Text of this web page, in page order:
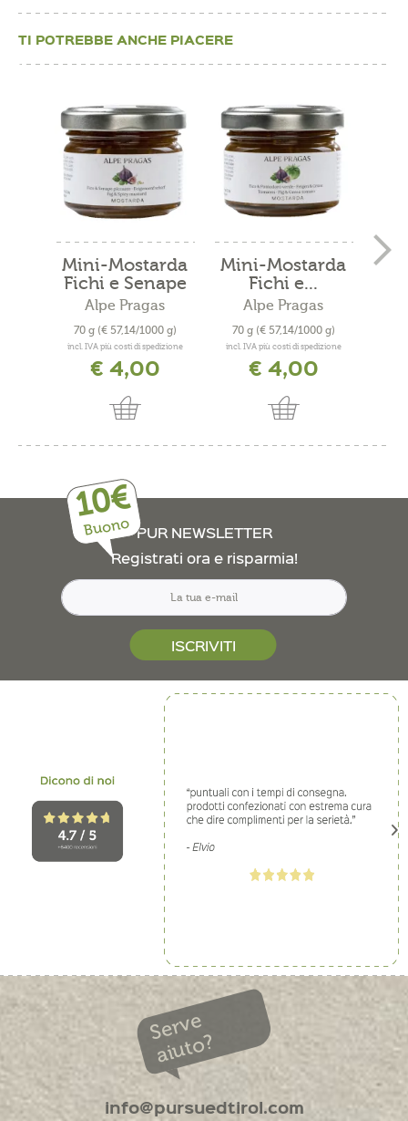
TI POTREBBE ANCHE PIACERE
Mini-Mostarda
Fichi e Senape
Alpe Pragas
70 g (€ 57,14/1000 g)
incl. IVA più costi di spedizione
€ 4,00
Mini-Mostarda
Fichi e...
Alpe Pragas
70 g (€ 57,14/1000 g)
incl. IVA più costi di spedizione
€ 4,00
10€
Buono PUR NEWSLETTER
Registrati ora e risparmia!
ISCRIVITI
Serve
aiuto?
info@pursuedtirol.com